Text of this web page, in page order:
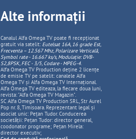
Alte informații
Canalul Alfa Omega TV poate fi recepționat
gratuit via satelit: Eutelsat 16A, 16 grade Est,
Frecventa – 12.567 Mhz, PolarizareVerticală,
Symbol rate - 16.667 ks/s, Modulație: DVB-
S2,8PSK, FEC - 3/5, Codare - MPEG-4.
Alfa Omega TV Production deține 2 licențe
de emisie TV pe satelit: canalele Alfa
Omega TV și Alfa Omega TV Internațional.
Alfa Omega TV editeaza, la fiecare doua luni,
revista: "Alfa Omega TV Magazin".
SC Alfa Omega TV Production SRL, Str Aurel
Pop nr. 8, Timisoara. Reprezentant legal și
asociat unic: Pețan Tudor. Conducerea
societății: Pețan Tudor: director general,
coodonator programe; Pețan Mirela:
director executiv;